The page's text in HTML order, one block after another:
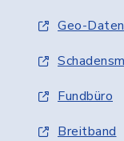
Geo-
Fundbüro
Breitband